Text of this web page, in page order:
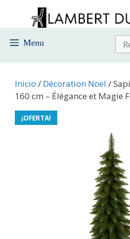
contenido
Menu
Inicio / Décoration Noël /
160 cm – Élégance et Magie
¡OFERTA!